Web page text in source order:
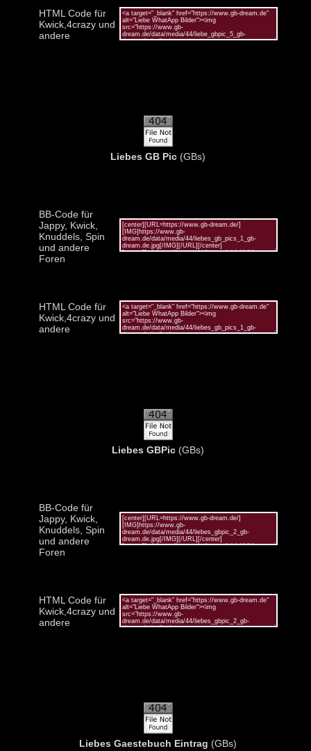
HTML Code für
Kwick,4crazy und
andere
Liebes GB Pic (GBs)
BB-Code für
Jappy, Kwick,
Knuddels, Spin
und andere
Foren
HTML Code für
Kwick,4crazy und
andere
Liebes GBPic (GBs)
BB-Code für
Jappy, Kwick,
Knuddels, Spin
und andere
Foren
HTML Code für
Kwick,4crazy und
andere
Liebes Gaestebuch Eintrag (GBs)